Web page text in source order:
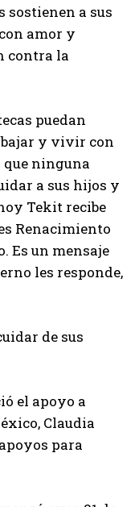
sostienen a sus
amor y
contra la
puedan
y vivir con
ninguna
a sus hijos y
Tekit recibe
Renacimiento
Es un mensaje
les responde,
de sus
el apoyo a
Claudia
para